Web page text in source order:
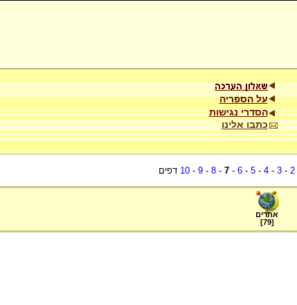
על הספריה
הסדרי נגישות
כתבו אלינו
2
-
3
-
4
-
5
-
6
-
7
-
8
-
9
-
10 דפים
אתרים
[
79
]